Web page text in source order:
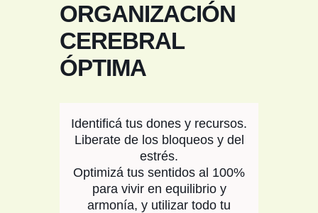
ORGANIZACIÓN
CEREBRAL
ÓPTIMA
Identificá tus dones y recursos.
Liberate de los bloqueos y del
estrés.
Optimizá tus sentidos al 100%
para vivir en equilibrio y
armonía, y utilizar todo tu